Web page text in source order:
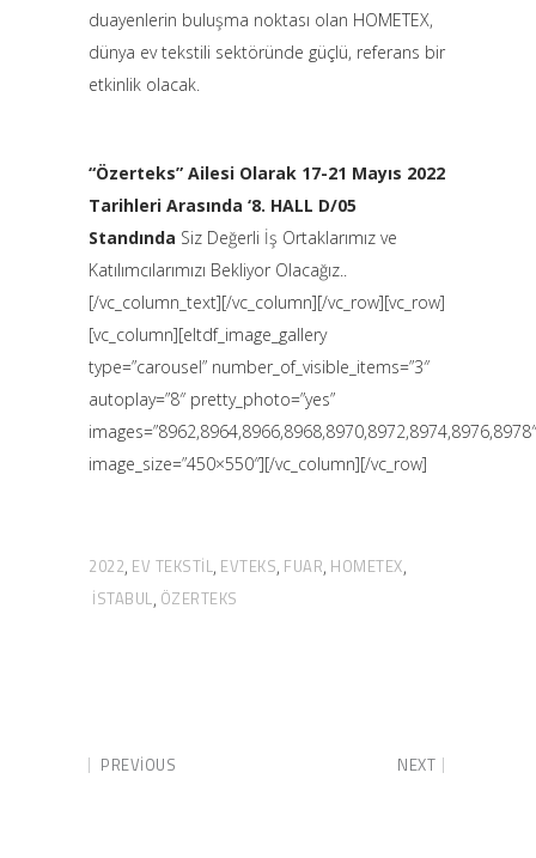
duayenlerin buluşma noktası olan HOMETEX,
dünya ev tekstili sektöründe güçlü, referans bir
etkinlik olacak.
“Özerteks” Ailesi Olarak 17-21 Mayıs 2022
Tarihleri Arasında ‘8. HALL D/05
Standında Siz Değerli İş Ortaklarımız ve
Katılımcılarımızı Bekliyor Olacağız..
[/vc_column_text][/vc_column][/vc_row][vc_row]
[vc_column][eltdf_image_gallery
type=”carousel” number_of_visible_items=”3″
autoplay=”8″ pretty_photo=”yes”
images=”8962,8964,8966,8968,8970,8972,8974,8976,8978″
image_size=”450×550″][/vc_column][/vc_row]
2022, EV TEKSTIL, EVTEKS, FUAR, HOMETEX,
ISTABUL, ÖZERTEKS
PREVIOUS NEXT